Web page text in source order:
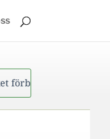
för nytt högtryck